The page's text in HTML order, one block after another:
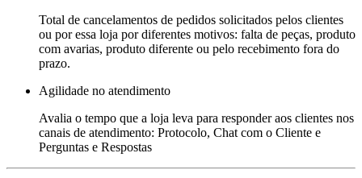
Total de cancelamentos de pedidos solicitados pelos clientes
ou por essa loja por diferentes motivos: falta de peças, produto
com avarias, produto diferente ou pelo recebimento fora do
prazo.
Agilidade no atendimento
Avalia o tempo que a loja leva para responder aos clientes nos
canais de atendimento: Protocolo, Chat com o Cliente e
Perguntas e Respostas